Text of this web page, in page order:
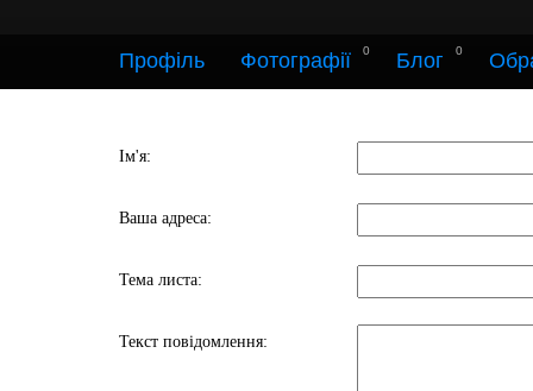
Профіль Фотографії 0 Блог 0
Ім'я:
Ваша адреса:
Тема листа:
Текст повідомлення: